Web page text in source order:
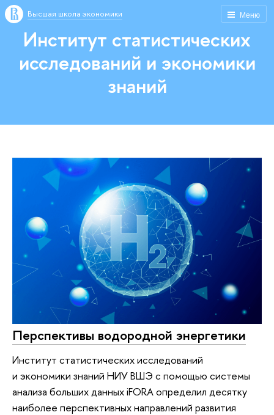
Меню
Высшая школа экономики
Институт статистических
исследований и экономики
знаний
Перспективы водородной энергетики
Институт статистических исследований
и экономики знаний НИУ ВШЭ с помощью системы
анализа больших данных iFORA определил десятку
наиболее перспективных направлений развития